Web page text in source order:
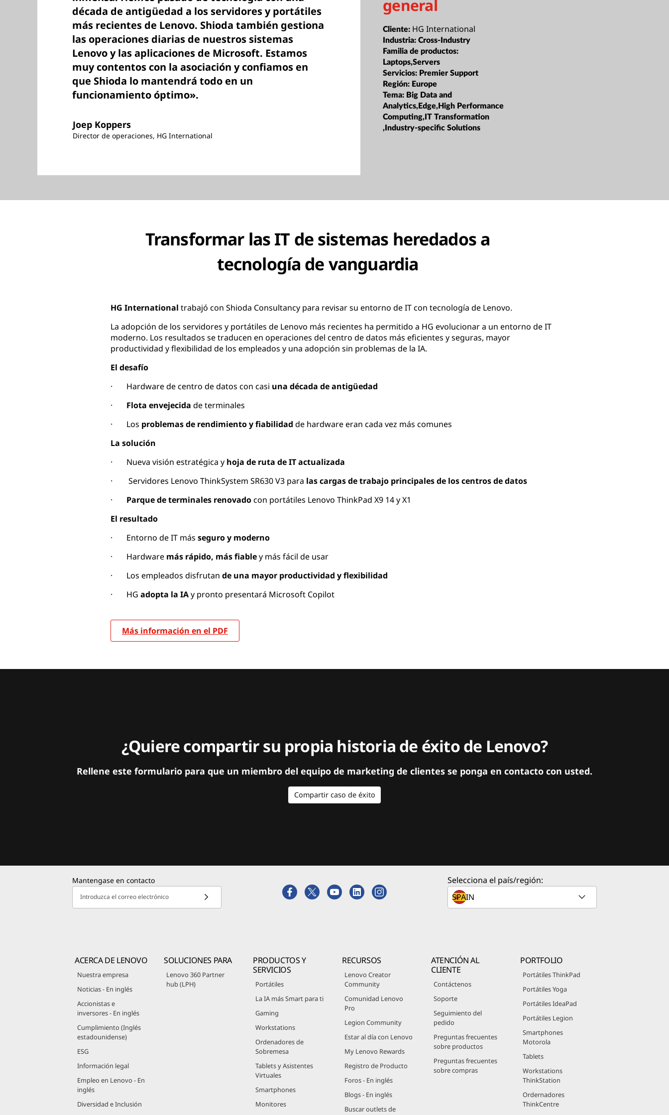
década de antigüedad a los servidores y portátiles
más recientes de Lenovo. Shioda también gestiona
las operaciones diarias de nuestros sistemas
Lenovo y las aplicaciones de Microsoft. Estamos
muy contentos con la asociación y confiamos en
que Shioda lo mantendrá todo en un
funcionamiento óptimo».
Joep Koppers
Director de operaciones, HG International
general
Cliente: HG International
Industria:Cross-Industry
Familia de productos:
Laptops,Servers
Servicios: Premier Support
Región: Europe
Tema: Big Data and
Analytics,Edge,High Performance
Computing,IT Transformation
,Industry-specific Solutions
Transformar las IT de sistemas heredados a
tecnología de vanguardia
HG International trabajó con Shioda Consultancy para revisar su entorno de IT con tecnología de Lenovo.
La adopción de los servidores y portátiles de Lenovo más recientes ha permitido a HG evolucionar a un entorno de IT
moderno. Los resultados se traducen en operaciones del centro de datos más eficientes y seguras, mayor
productividad y flexibilidad de los empleados y una adopción sin problemas de la IA.
El desafío
· Hardware de centro de datos con casi una década de antigüedad
· Flota envejecida de terminales
· Los problemas de rendimiento y fiabilidad de hardware eran cada vez más comunes
La solución
· Nueva visión estratégica y hoja de ruta de IT actualizada
· Servidores Lenovo ThinkSystem SR630 V3 para las cargas de trabajo principales de los centros de datos
· Parque de terminales renovadocon portátiles Lenovo ThinkPad X9 14 y X1
El resultado
· Entorno de IT más seguro y moderno
· Hardware más rápido, más fiabley más fácil de usar
· Los empleados disfrutan de una mayor productividad y flexibilidad
· HG adopta la IAy pronto presentará Microsoft Copilot
Más información en el PDF
¿Quiere compartir su propia historia de éxito de Lenovo?
Rellene este formulario para que un miembro del equipo de marketing de clientes se ponga en contacto con usted.
Compartir caso de éxito
Mantengase en contacto
Introduzca el correo electrónico
Selecciona el país/región:
ACERCA DE LENOVO
Nuestra empresa
Noticias - En inglés
Accionistas e
inversores - En inglés
Cumplimiento (Inglés
estadounidense)
ESG
Información legal
Empleo en Lenovo - En
inglés
Diversidad e Inclusión
SOLUCIONES PARA
Lenovo 360 Partner
hub (LPH)
PRODUCTOS Y
SERVICIOS
Portátiles
La IA más Smart para ti
Gaming
Workstations
Ordenadores de
Sobremesa
Tablets y Asistentes
Virtuales
Smartphones
Monitores
RECURSOS
Lenovo Creator
Community
Comunidad Lenovo
Pro
Legion Community
Estar al día con Lenovo
My Lenovo Rewards
Registro de Producto
Foros - En inglés
Blogs - En inglés
Buscar outlets de
ATENCIÓN AL
CLIENTE
Contáctenos
Soporte
Seguimiento del
pedido
Preguntas frecuentes
sobre productos
Preguntas frecuentes
sobre compras
PORTFOLIO
Portátiles ThinkPad
Portátiles Yoga
Portátiles IdeaPad
Portátiles Legion
Smartphones
Motorola
Tablets
Workstations
ThinkStation
Ordernadores
ThinkCentre